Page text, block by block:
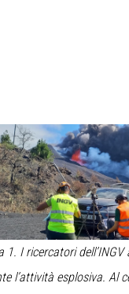
1. I ricercatori dell’INGV
l’attività esplosiva.Al